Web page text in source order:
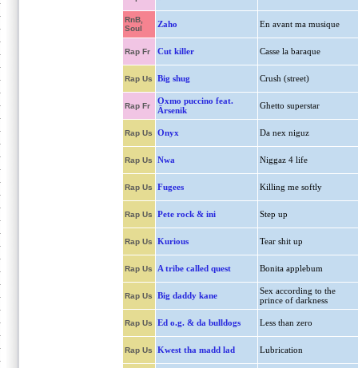
RnB,
Soul
Zaho En avant ma musique
Rap Fr Cut killer Casse la baraque
Rap Us Big shug Crush (street)
Rap Fr
Oxmo puccino feat.
Ärsenik
Ghetto superstar
Rap Us Onyx Da nex niguz
Rap Us Nwa Niggaz 4 life
Rap Us Fugees Killing me softly
Rap Us Pete rock & ini Step up
Rap Us Kurious Tear shit up
Rap Us A tribe called quest Bonita applebum
Rap Us Big daddy kane
Sex according to the
prince of darkness
Rap Us Ed o.g. & da bulldogs Less than zero
Rap Us Kwest tha madd lad Lubrication